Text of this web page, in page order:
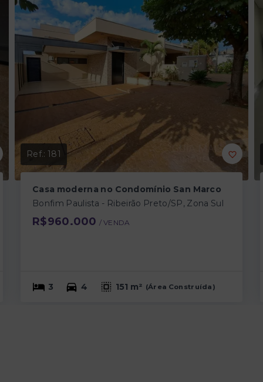
Ref.:181
Casa moderna no Condomínio San Marco
Bonfim Paulista - Ribeirão Preto/SP, Zona Sul
R$960.000 / VENDA
3 4 151 m² (Área Construída )